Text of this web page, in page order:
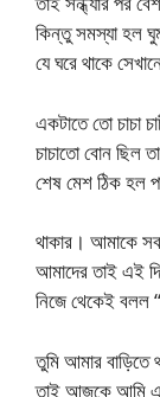
কিন্তু সমস্যা হল
যে ঘরে থাকে
একটাতে তো চাচা
চাচাতো বোন ছিল
শেষ মেশ ঠিক হল
থাকার। আমাকে
আমাদের তাই এই
নিজে থেকেই বলল “
তুমি আমার বাড়িতে
তাই আজকে আমি